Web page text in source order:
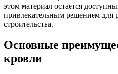
этом материал остается
привлекательным решением для
строительства.
Основные
кровли